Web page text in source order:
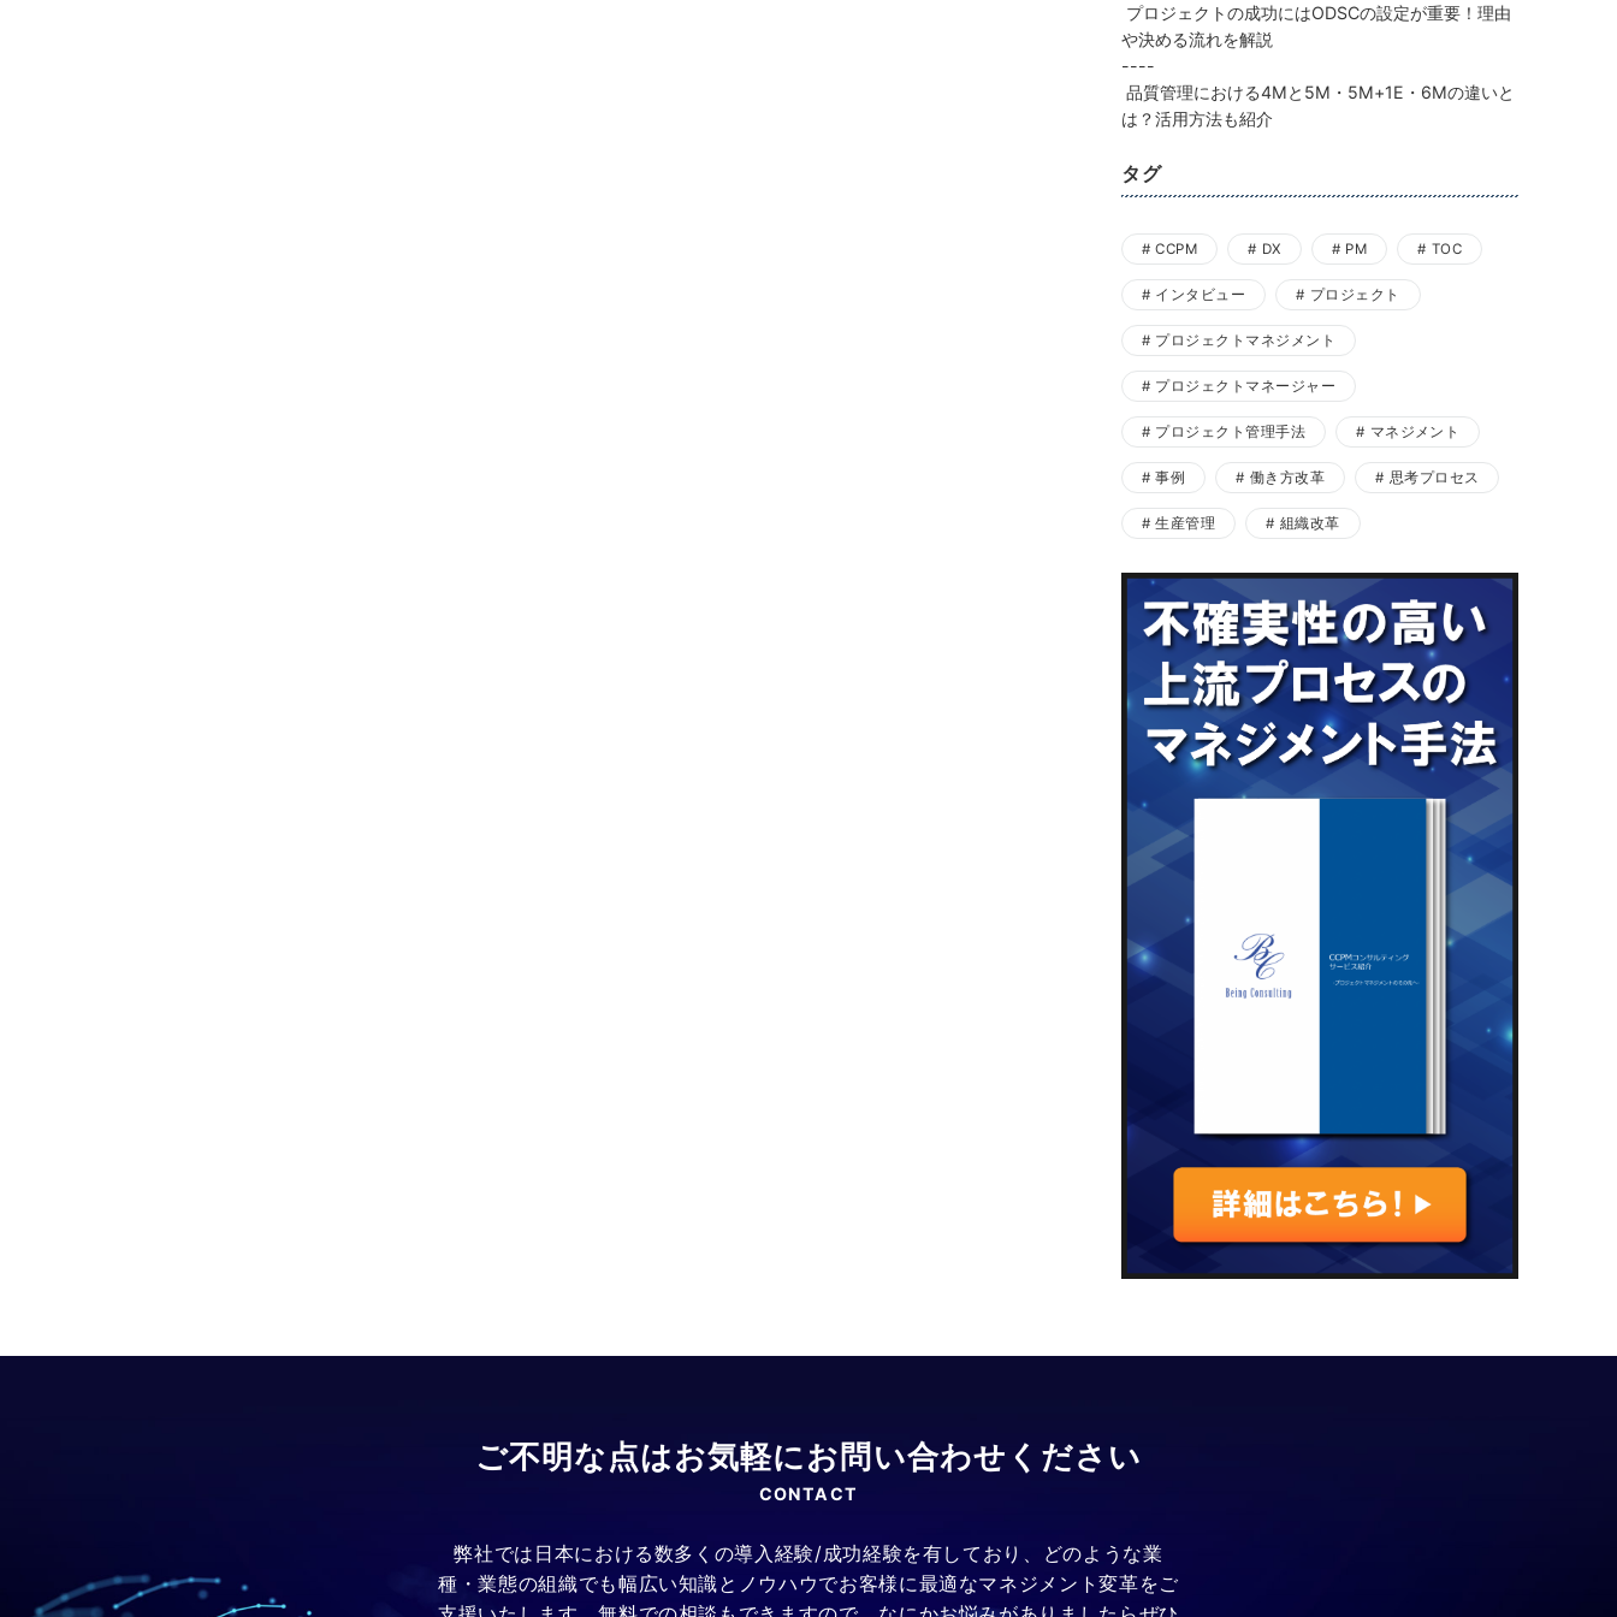
プロジェクトの成功にはODSCの設定が重要！理由
や決める流れを解説
----
品質管理における4Mと5M・5M+1E・6Mの違いと
は？活用方法も紹介
タグ
CCPM DX PM TOC
インタビュー プロジェクト
プロジェクトマネジメント
プロジェクトマネージャー
プロジェクト管理手法 マネジメント
事例 働き方改革 思考プロセス
生産管理 組織改革
ご不明な点はお気軽にお問い合わせください
CONTACT
弊社では日本における数多くの導入経験/成功経験を有しており、どのような業
種・業態の組織でも幅広い知識とノウハウでお客様に最適なマネジメント変革をご